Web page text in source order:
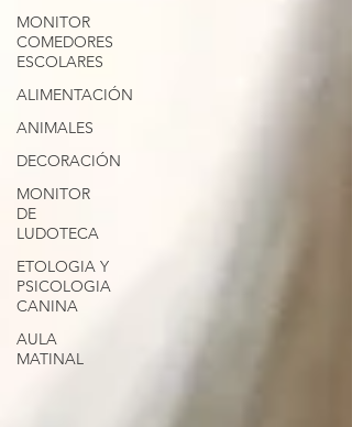
MONITOR
COMEDORES
ESCOLARES
ALIMENTACIÓN
ANIMALES
DECORACIÓN
MONITOR
DE
LUDOTECA
ETOLOGIA Y
PSICOLOGIA
CANINA
AULA
MATINAL